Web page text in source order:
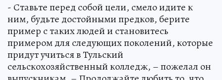
- Ставьте перед собой цели, смело идите к
ним, будьте достойными предков, берите
пример с таких людей и становитесь
примером для следующих поколений, которые
придут учиться в Тульский
сельскохозяйственный колледж, – пожелал он